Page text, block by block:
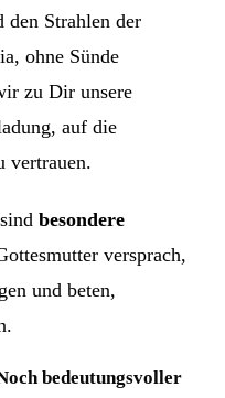
den Strahlen der
ohne Sünde
zu Dir unsere
auf die
vertrauen.
sindbesondere
versprach,
und beten,
bedeutungsvoller